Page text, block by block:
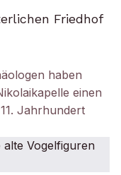
Friedhof
haben
einen
Jahrhundert